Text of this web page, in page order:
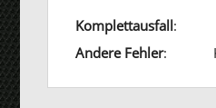
Komplettausfall:
Andere Fehler: